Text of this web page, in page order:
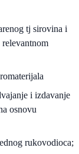
tj sirovina i
relevantnom
i izdavanje
osnovu
rukovodioca;